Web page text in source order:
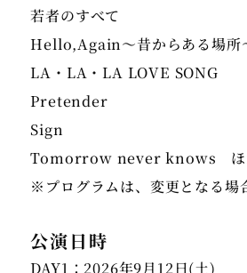
若者のすべて
Hello,Again～昔からある場所
LA・LA・LA LOVE SONG
Pretender
Sign
Tomorrow never knows ほ
※プログラムは、変更となる場
公演日時
DAY1：2026年9月12日(土)